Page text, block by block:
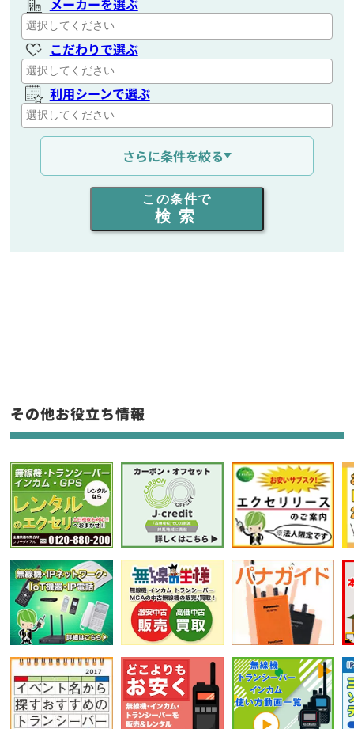
メーカーを選ぶ
こだわりで選ぶ
利用シーンで選ぶ
通信距離を選ぶ
出力を選ぶ
同時通話人数を選ぶ
フリーワード入力(製品名等)
選択条件をリセット
さらに条件を絞る
この条件で
検索
その他お役立ち情報